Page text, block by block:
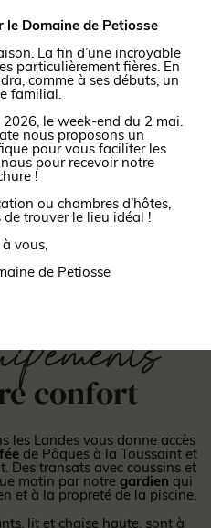
confort
les Landes vous donne accès
de Pâques à la Toussaint et
Des transats avec coussins et
matin par notre gardien qui
et à la propreté de la piscine.
lit et chaise haute, sont à
le Domaine de Petiosse
La fin d’une incroyable
particulièrement fières. En
comme à ses débuts, un
familial.
le week-end du 2 mai.
nous proposons un
pour vous faciliter les
pour recevoir notre
!
ou chambres d’hôtes,
trouver le lieu idéal !
à vous,
de Petiosse